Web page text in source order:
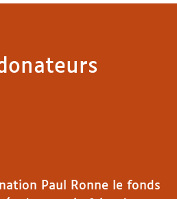
Paul Ronne le fonds